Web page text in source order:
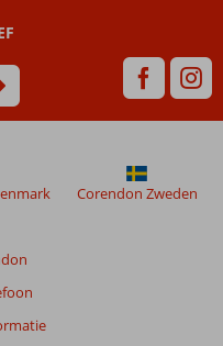
Corendon Zweden